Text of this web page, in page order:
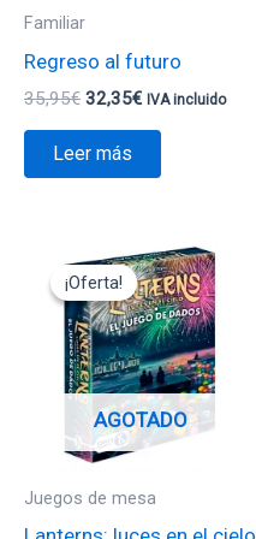
Familiar
Regreso al futuro
35,95€ 32,35€ IVA incluido
Leer más
¡Oferta!
AGOTADO
¡Oferta!
Juegos de mesa
precio
original
era:
24,95€.
El
precio
actual
es:
22,45€.